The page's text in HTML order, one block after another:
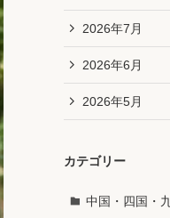
2026年7月
2026年6月
2026年5月
カテゴリー
中国・四国・